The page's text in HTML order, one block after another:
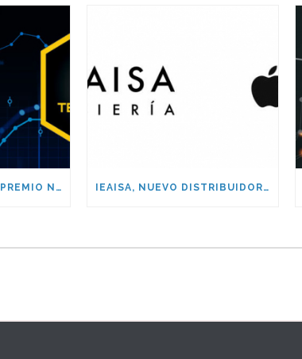
IEAISA INGENIERÍA, PREMIO NACIONAL TECNOLOGÍA SIGLO XXI 2023 IEAISA, NUEVO DISTRIBUIDOR AUTORIZADO DPP DE APPLE